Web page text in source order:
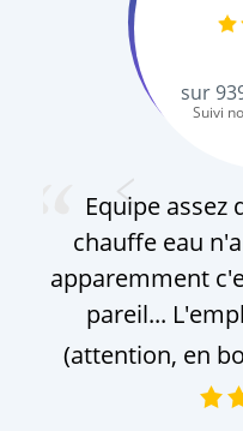
sur
Suivi
Equipe assez
chauffe eau
apparemment
pareil...
(attention, en